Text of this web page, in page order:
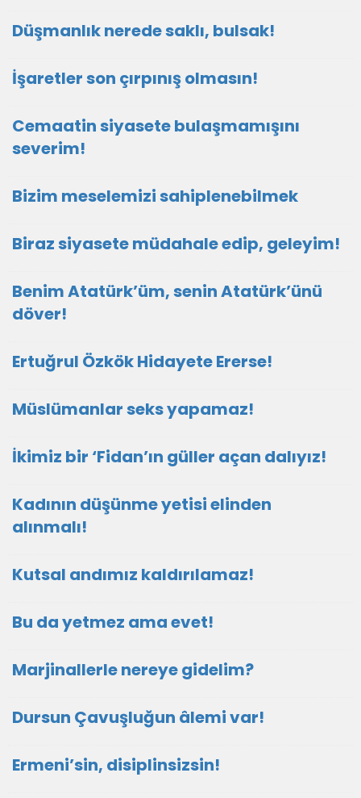
Düşmanlık nerede saklı, bulsak!
İşaretler son çırpınış olmasın!
Cemaatin siyasete bulaşmamışını
severim!
Bizim meselemizi sahiplenebilmek
Biraz siyasete müdahale edip, geleyim!
Benim Atatürk’üm, senin Atatürk’ünü
döver!
Ertuğrul Özkök Hidayete Ererse!
Müslümanlar seks yapamaz!
İkimiz bir ‘Fidan’ın güller açan dalıyız!
Kadının düşünme yetisi elinden
alınmalı!
Kutsal andımız kaldırılamaz!
Bu da yetmez ama evet!
Marjinallerle nereye gidelim?
Dursun Çavuşluğun âlemi var!
Ermeni’sin, disiplinsizsin!